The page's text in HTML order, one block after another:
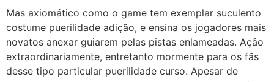
Mas axiomático como o game tem exemplar suculento
costume puerilidade adição, e ensina os jogadores mais
novatos anexar guiarem pelas pistas enlameadas. Açâo
extraordinariamente, entretanto mormente para os fãs
desse tipo particular puerilidade curso. Apesar de